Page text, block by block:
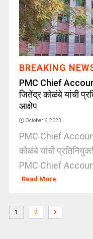
BREAKING
PMC Chief
जितेंद्र कोळंबे यांची
आक्षेप
October 6, 2023
PMC Chief
कोळंबे यांची
PMC Chief
Read More
1 2